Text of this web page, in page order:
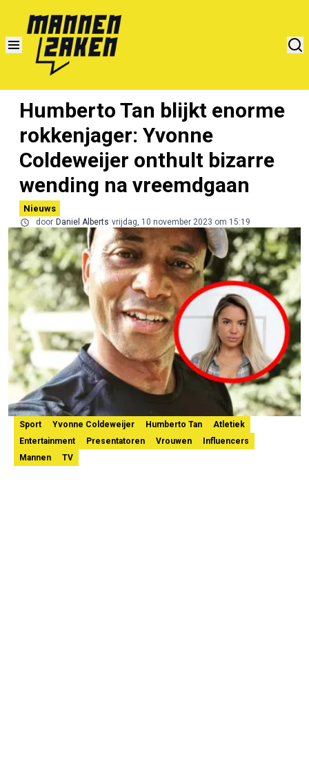
Humberto Tan blijkt enorme
rokkenjager: Yvonne
Coldeweijer onthult bizarre
wending na vreemdgaan
Nieuws
door Daniel Alberts vrijdag, 10 november 2023 om 15:19
Sport Yvonne Coldeweijer Humberto Tan
Atletiek
Entertainment
Presentatoren Vrouwen
Influencers
Mannen
TV